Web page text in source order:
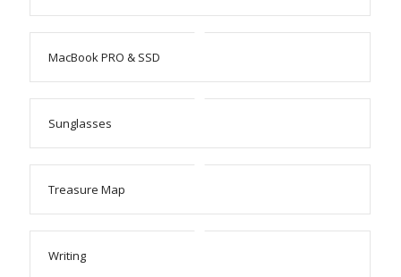
MacBook PRO & SSD
Sunglasses
Treasure Map
Writing